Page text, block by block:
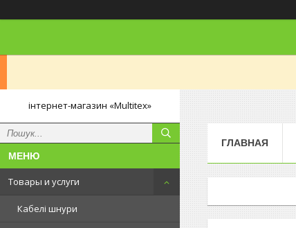
інтернет-магазин «Multitex»
Товары и услуги
Кабелі шнури
ГЛАВНАЯ